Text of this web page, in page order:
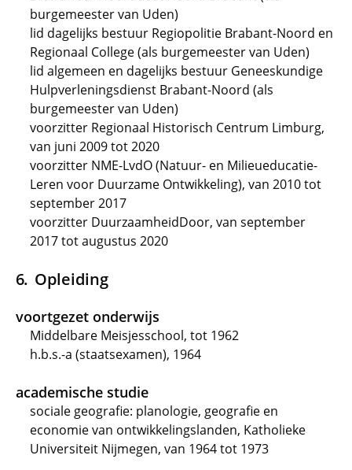
burgemeester van Uden)
lid dagelijks bestuur Regiopolitie Brabant-Noord en
Regionaal College (als burgemeester van Uden)
lid algemeen en dagelijks bestuur Geneeskundige
Hulpverleningsdienst Brabant-Noord (als
burgemeester van Uden)
voorzitter Regionaal Historisch Centrum Limburg,
van juni 2009 tot 2020
voorzitter NME-LvdO (Natuur- en Milieueducatie-
Leren voor Duurzame Ontwikkeling), van 2010 tot
september 2017
voorzitter DuurzaamheidDoor, van september
2017 tot augustus 2020
Opleiding
voortgezet onderwijs
Middelbare Meisjesschool, tot 1962
h.b.s.-a (staatsexamen), 1964
academische studie
sociale geografie: planologie, geografie en
economie van ontwikkelingslanden, Katholieke
Universiteit Nijmegen, van 1964 tot 1973